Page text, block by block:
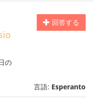
回答する
の
言語: Esperanto